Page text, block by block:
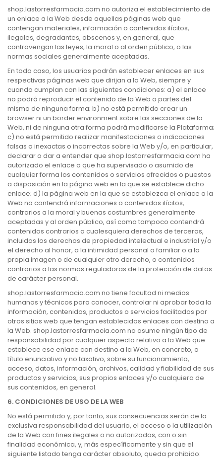
shop.lastorresfarmacia.com no autoriza el establecimiento de
un enlace a la Web desde aquellas páginas web que
contengan materiales, información o contenidos ilícitos,
ilegales, degradantes, obscenos y, en general, que
contravengan las leyes, la moral o al orden público, o las
normas sociales generalmente aceptadas.
En todo caso, los usuarios podrán establecer enlaces en sus
respectivas páginas web que dirijan a la Web, siempre y
cuando cumplan con las siguientes condiciones: a) el enlace
no podrá reproducir el contenido de la Web o partes del
mismo de ninguna forma; b) no está permitido crear un
browser ni un border environment sobre las secciones de la
Web, ni de ninguna otra forma podrá modificarse la Plataforma;
c) no está permitido realizar manifestaciones o indicaciones
falsas o inexactas o incorrectas sobre la Web y/o, en particular,
declarar o dar a entender que shop.lastorresfarmacia.com ha
autorizado el enlace o que ha supervisado o asumido de
cualquier forma los contenidos o servicios ofrecidos o puestos
a disposición en la página web en la que se establece dicho
enlace; d) la página web en la que se establezca el enlace a la
Web no contendrá informaciones o contenidos ilícitos,
contrarios a la moral y buenas costumbres generalmente
aceptadas y al orden público, así como tampoco contendrá
contenidos contrarios a cualesquiera derechos de terceros,
incluidos los derechos de propiedad intelectual e industrial y/o
el derecho al honor, a la intimidad personal o familiar o a la
propia imagen o de cualquier otro derecho, o contenidos
contrarios a las normas reguladoras de la protección de datos
de carácter personal.
shop.lastorresfarmacia.com no tiene facultad ni medios
humanos y técnicos para conocer, controlar ni aprobar toda la
información, contenidos, productos o servicios facilitados por
otros sitios web que tengan establecidos enlaces con destino a
la Web. shop.lastorresfarmacia.com no asume ningún tipo de
responsabilidad por cualquier aspecto relativo a la Web que
establece ese enlace con destino a la Web, en concreto, a
título enunciativo y no taxativo, sobre su funcionamiento,
acceso, datos, información, archivos, calidad y fiabilidad de sus
productos y servicios, sus propios enlaces y/o cualquiera de
sus contenidos, en general.
6. CONDICIONES DE USO DE LA WEB
No está permitido y, por tanto, sus consecuencias serán de la
exclusiva responsabilidad del usuario, el acceso o la utilización
de la Web con fines ilegales o no autorizados, con o sin
finalidad económica, y, más específicamente y sin que el
siguiente listado tenga carácter absoluto, queda prohibido: